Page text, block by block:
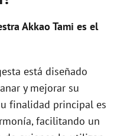
Akkao Tami es el
está diseñado
y mejorar su
finalidad principal es
facilitando un